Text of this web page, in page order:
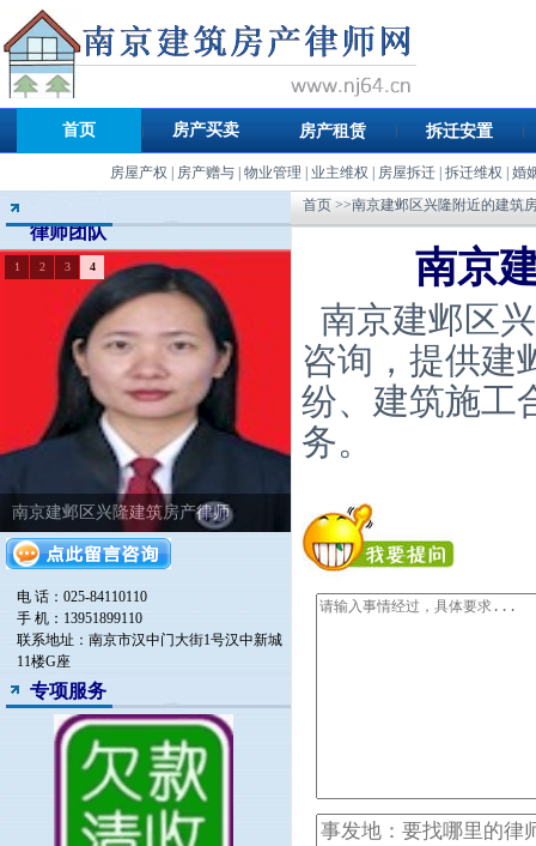
首页 房产买卖 房产租赁 拆迁安置
房屋产权 房产赠与| 物业管理 业主维权 房屋拆迁| 拆迁维权 婚
律师团队
南京建邺区兴隆建筑房产律师
1 2 3 4
电 话：025-84110110
手 机：13951899110
联系地址：南京市汉中门大街1号汉中新城
11楼G座
专项服务
首页 >>南京建邺区兴隆附近的建筑
南京
南京建邺区
咨询，提供建
纷、建筑施工
务。